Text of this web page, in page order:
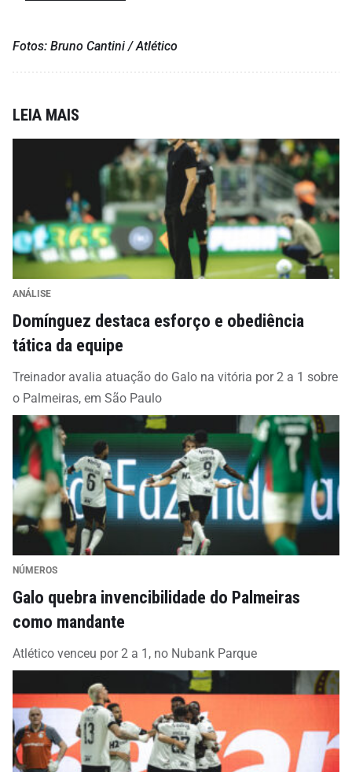
Fotos: Bruno Cantini / Atlético
LEIA MAIS
ANÁLISE
Domínguez destaca esforço e obediência
tática da equipe
Treinador avalia atuação do Galo na vitória por 2 a 1 sobre
o Palmeiras, em São Paulo
NÚMEROS
Galo quebra invencibilidade do Palmeiras
como mandante
Atlético venceu por 2 a 1, no Nubank Parque